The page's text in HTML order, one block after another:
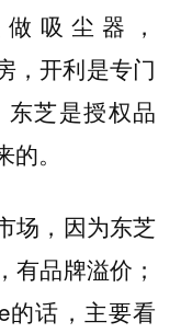
吸尘器，
，开利是专门
芝是授权品
。
场，因为东芝
有品牌溢价；
的话，主要看